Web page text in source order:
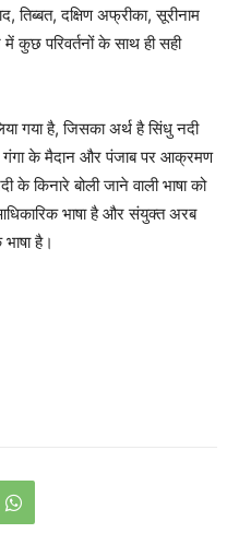
तिब्बत, दक्षिण अफ्रीका, सूरीनाम
कुछ परिवर्तनों के साथ ही सही
गया है, जिसका अर्थ है सिंधु नदी
गंगा के मैदान और पंजाब पर आक्रमण
के किनारे बोली जाने वाली भाषा को
आधिकारिक भाषा है और संयुक्त अरब
है।